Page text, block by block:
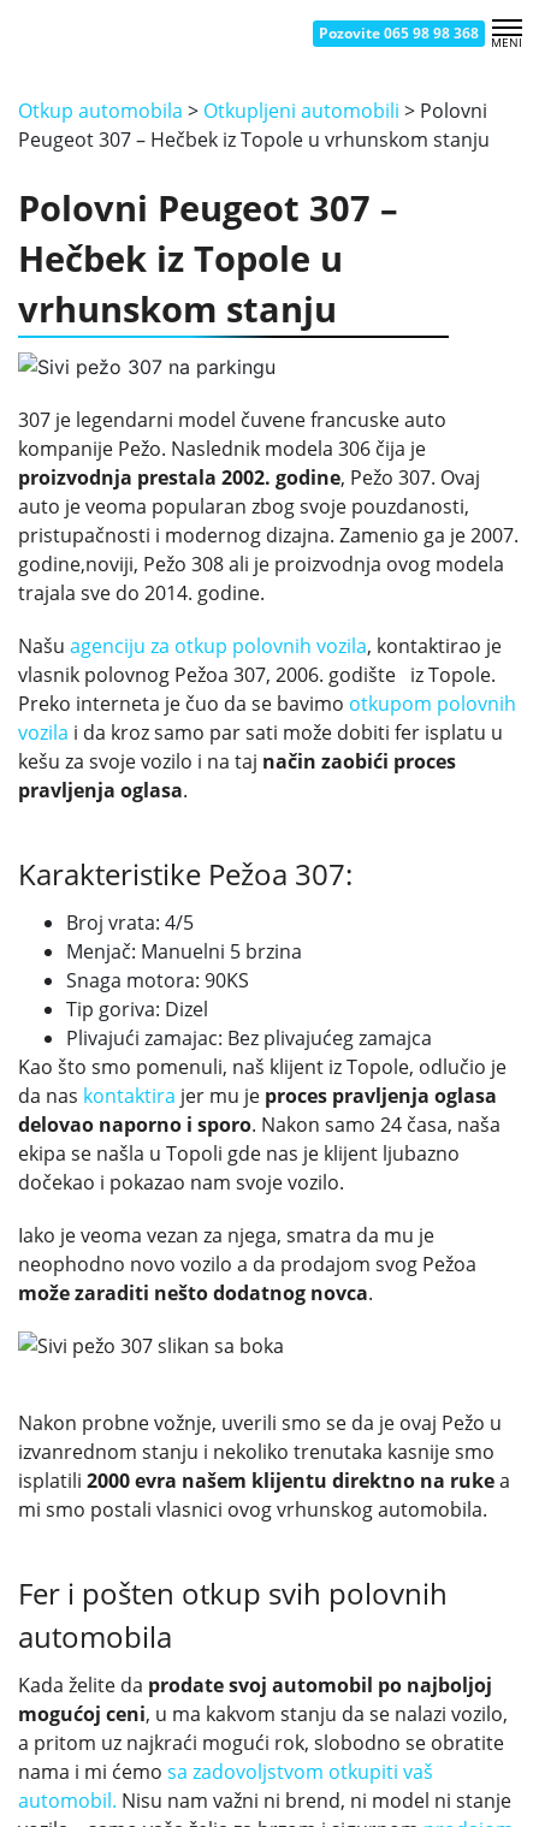
Pozovite 065 98 98 368 MENI
Otkup automobila > Otkupljeni automobili > Polovni
Peugeot 307 – Hečbek iz Topole u vrhunskom stanju
Polovni Peugeot 307 –
Hečbek iz Topole u
vrhunskom stanju
307 je legendarni model čuvene francuske auto
kompanije Pežo. Naslednik modela 306 čija je
proizvodnja prestala 2002. godine, Pežo 307. Ovaj
auto je veoma popularan zbog svoje pouzdanosti,
pristupačnosti i modernog dizajna. Zamenio ga je 2007.
godine,noviji, Pežo 308 ali je proizvodnja ovog modela
trajala sve do 2014. godine.
Našu agenciju za otkup polovnih vozila, kontaktirao je
vlasnik polovnog Pežoa 307, 2006. godište iz Topole.
Preko interneta je čuo da se bavimo otkupom polovnih
vozila i da kroz samo par sati može dobiti fer isplatu u
kešu za svoje vozilo i na taj način zaobići proces
pravljenja oglasa.
Karakteristike Pežoa 307:
Broj vrata: 4/5
Menjač: Manuelni 5 brzina
Snaga motora: 90KS
Tip goriva: Dizel
Plivajući zamajac: Bez plivajućeg zamajca
Kao što smo pomenuli, naš klijent iz Topole, odlučio je
da nas kontaktira jer mu je proces pravljenja oglasa
delovao naporno i sporo. Nakon samo 24 časa, naša
ekipa se našla u Topoli gde nas je klijent ljubazno
dočekao i pokazao nam svoje vozilo.
Iako je veoma vezan za njega, smatra da mu je
neophodno novo vozilo a da prodajom svog Pežoa
može zaraditi nešto dodatnog novca.
Nakon probne vožnje, uverili smo se da je ovaj Pežo u
izvanrednom stanju i nekoliko trenutaka kasnije smo
isplatili 2000 evra našem klijentu direktno na rukea
mi smo postali vlasnici ovog vrhunskog automobila.
Fer i pošten otkup svih polovnih
automobila
Kada želite da prodate svoj automobil po najboljoj
mogućoj ceni, u ma kakvom stanju da se nalazi vozilo,
a pritom uz najkraći mogući rok, slobodno se obratite
nama i mi ćemo sa zadovoljstvom otkupiti vaš
automobil. Nisu nam važni ni brend, ni model ni stanje